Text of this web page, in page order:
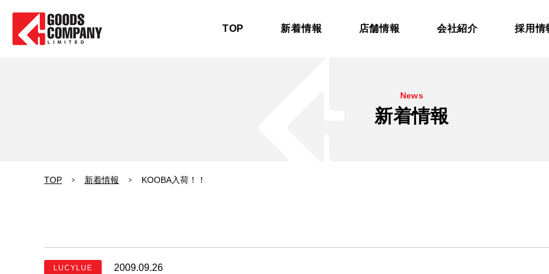
TOP 新着情報 店舗情報 会社紹介 採用情
News
新着情報
TOP 新着情報 KOOBA入荷！！
LUCYLUE 2009.09.26